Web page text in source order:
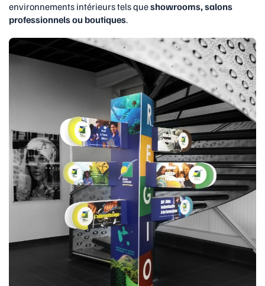
environnements intérieurs tels queshowrooms, salons
professionnels ou boutiques.